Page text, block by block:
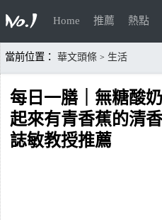
Home 推薦 熱點
當前位置： 華文頭條 > 生活
每日一膳｜無糖酸
起來有青香蕉的清
誌敏教授推薦